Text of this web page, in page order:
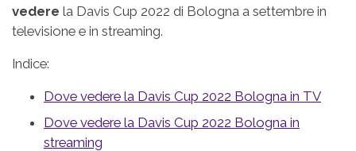
vedere la Davis Cup 2022 di Bologna a settembre in
televisione e in streaming.
Indice:
Dove vedere la Davis Cup 2022 Bologna in TV
Dove vedere la Davis Cup 2022 Bologna in
streaming